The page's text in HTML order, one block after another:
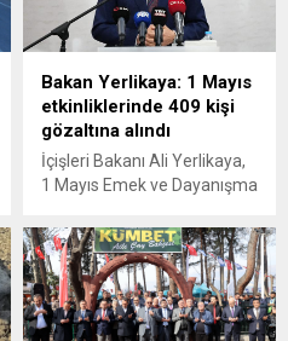
karşımda görünce şaşırdım.
Bahçeli'nin söyledikleri çok
uzun süre bu topa girmedi"
ifadelerini kullandı.
Bakan Yerlikaya: 1 Mayıs
etkinliklerinde 409 kişi
gözaltına alındı
İçişleri Bakanı Ali Yerlikaya,
1 Mayıs Emek ve Dayanışma
düzenlenen etkinliklerde
2911 Sayılı Toplantı ve
Gösteri Yürüyüşleri
Kanunu’na muhalefet
nedeniyle 409 kişinin